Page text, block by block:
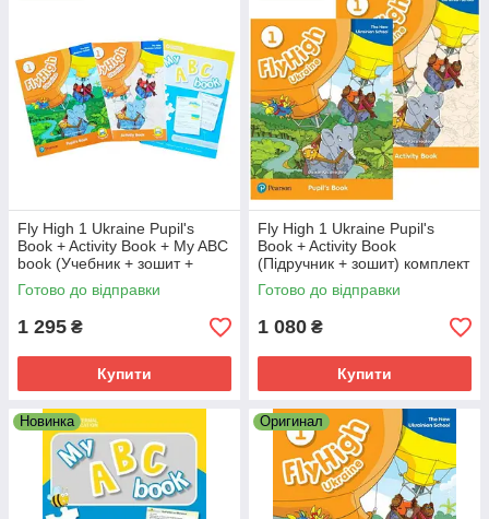
Fly High 1 Ukraine Pupil's
Book + Activity Book + My ABC
book (Учебник + зошит +
прописи) комплект 1 клас
Готово до відправки
1 295 ₴
Купити
Fly High 1 Ukraine Pupil's
Book + Activity Book
(Підручник + зошит) комплект
для 1-го класу
Готово до відправки
1 080 ₴
Купити
Новинка Оригинал